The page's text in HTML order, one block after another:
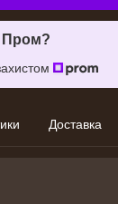
Пром?
Доставка